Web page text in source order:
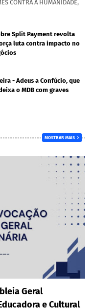
CONTRA A HUMANIDADE,
Split Payment revolta
luta contra impacto no
- Adeus a Confúcio, que
o MDB com graves
MOSTRAR MAIS
Geral
e Cultural